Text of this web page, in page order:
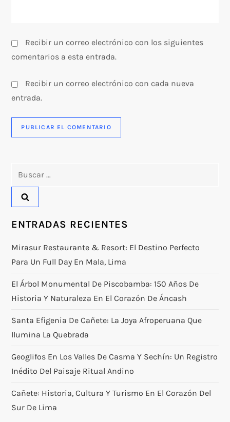
s
Recibir un correo electrónico con los siguientes
comentarios a esta entrada.
Recibir un correo electrónico con cada nueva
entrada.
ENTRADAS RECIENTES
Mirasur Restaurante & Resort: El Destino Perfecto
Para Un Full Day En Mala, Lima
El Árbol Monumental De Piscobamba: 150 Años De
Historia Y Naturaleza En El Corazón De Áncash
Santa Efigenia De Cañete: La Joya Afroperuana Que
Ilumina La Quebrada
Geoglifos En Los Valles De Casma Y Sechín: Un Registro
Inédito Del Paisaje Ritual Andino
Cañete: Historia, Cultura Y Turismo En El Corazón Del
Sur De Lima